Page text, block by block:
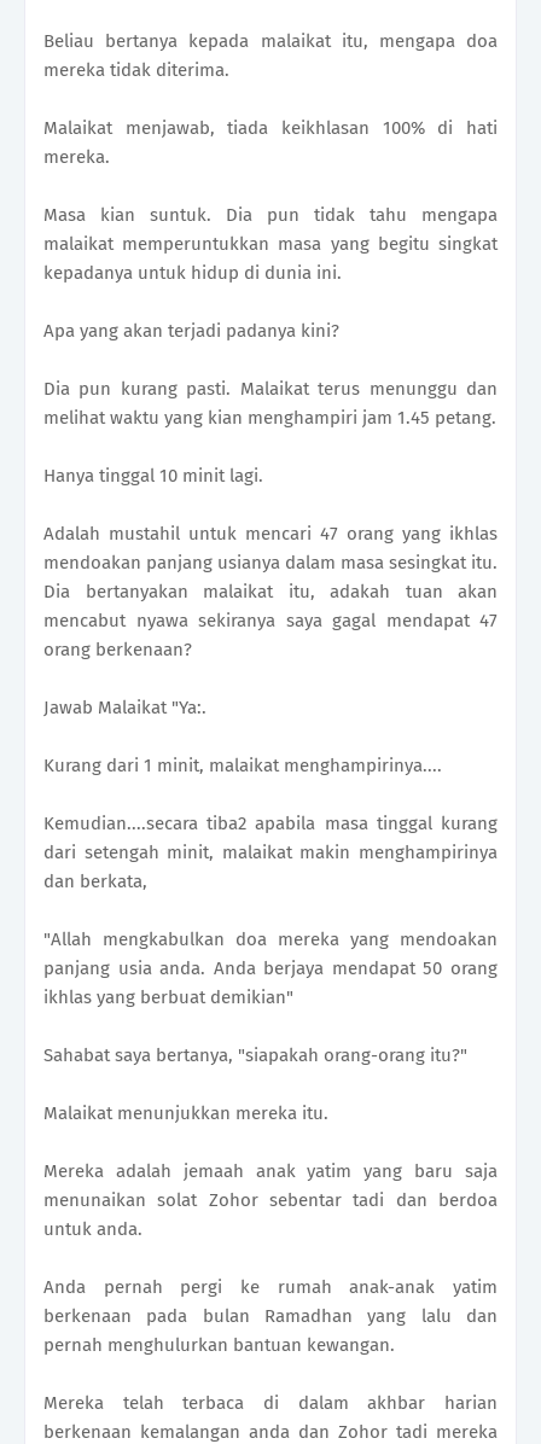
Beliau bertanya kepada malaikat itu, mengapa doa
mereka tidak diterima.
Malaikat menjawab, tiada keikhlasan 100% di hati
mereka.
Masa kian suntuk. Dia pun tidak tahu mengapa
malaikat memperuntukkan masa yang begitu singkat
kepadanya untuk hidup di dunia ini.
Apa yang akan terjadi padanya kini?
Dia pun kurang pasti. Malaikat terus menunggu dan
melihat waktu yang kian menghampiri jam 1.45 petang.
Hanya tinggal 10 minit lagi.
Adalah mustahil untuk mencari 47 orang yang ikhlas
mendoakan panjang usianya dalam masa sesingkat itu.
Dia bertanyakan malaikat itu, adakah tuan akan
mencabut nyawa sekiranya saya gagal mendapat 47
orang berkenaan?
Jawab Malaikat "Ya:.
Kurang dari 1 minit, malaikat menghampirinya....
Kemudian....secara tiba2 apabila masa tinggal kurang
dari setengah minit, malaikat makin menghampirinya
dan berkata,
"Allah mengkabulkan doa mereka yang mendoakan
panjang usia anda. Anda berjaya mendapat 50 orang
ikhlas yang berbuat demikian"
Sahabat saya bertanya, "siapakah orang-orang itu?"
Malaikat menunjukkan mereka itu.
Mereka adalah jemaah anak yatim yang baru saja
menunaikan solat Zohor sebentar tadi dan berdoa
untuk anda.
Anda pernah pergi ke rumah anak-anak yatim
berkenaan pada bulan Ramadhan yang lalu dan
pernah menghulurkan bantuan kewangan.
Mereka telah terbaca di dalam akhbar harian
berkenaan kemalangan anda dan Zohor tadi mereka